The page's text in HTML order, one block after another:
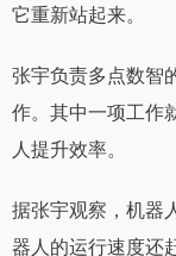
它重新站起来。
张宇负责多点数智
作。其中一项工作
人提升效率。
据张宇观察，机器
器人的运行速度还